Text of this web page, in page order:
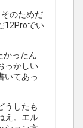
のためだ
12Proでい
かったん
っかしい
いてあっ
うしたも
え。エル